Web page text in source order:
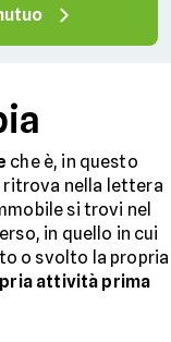
che è, in questo
ritrova nella lettera
si trovi nel
in quello in cui
o svolto la propria
attività prima